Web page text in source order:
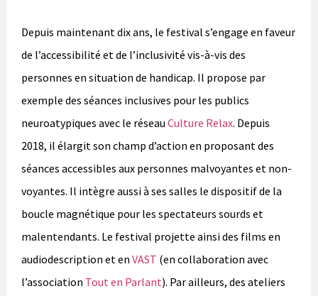
Depuis maintenant dix ans, le festival s’engage en faveur
de l’accessibilité et de l’inclusivité vis-à-vis des
personnes en situation de handicap. Il propose par
exemple des séances inclusives pour les publics
neuroatypiques avec le réseau Culture Relax. Depuis
2018, il élargit son champ d’action en proposant des
séances accessibles aux personnes malvoyantes et non-
voyantes. Il intègre aussi à ses salles le dispositif de la
boucle magnétique pour les spectateurs sourds et
malentendants. Le festival projette ainsi des films en
audiodescription et en VAST (en collaboration avec
l’association Tout en Parlant). Par ailleurs, des ateliers